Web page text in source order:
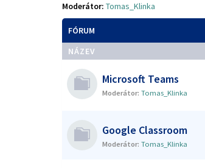
Moderátor: Tomas_Klinka
FÓRUM
NÁZEV
Microsoft Teams
Moderátor: Tomas_Klinka
Google Classroom
Moderátor: Tomas_Klinka